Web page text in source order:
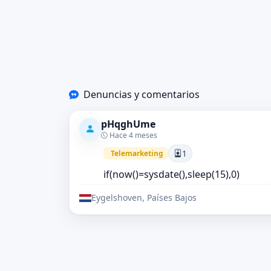
Denuncias y comentarios
pHqghUme
Hace 4 meses
Telemarketing
1
if(now()=sysdate(),sleep(15),0)
Eygelshoven, Países Bajos